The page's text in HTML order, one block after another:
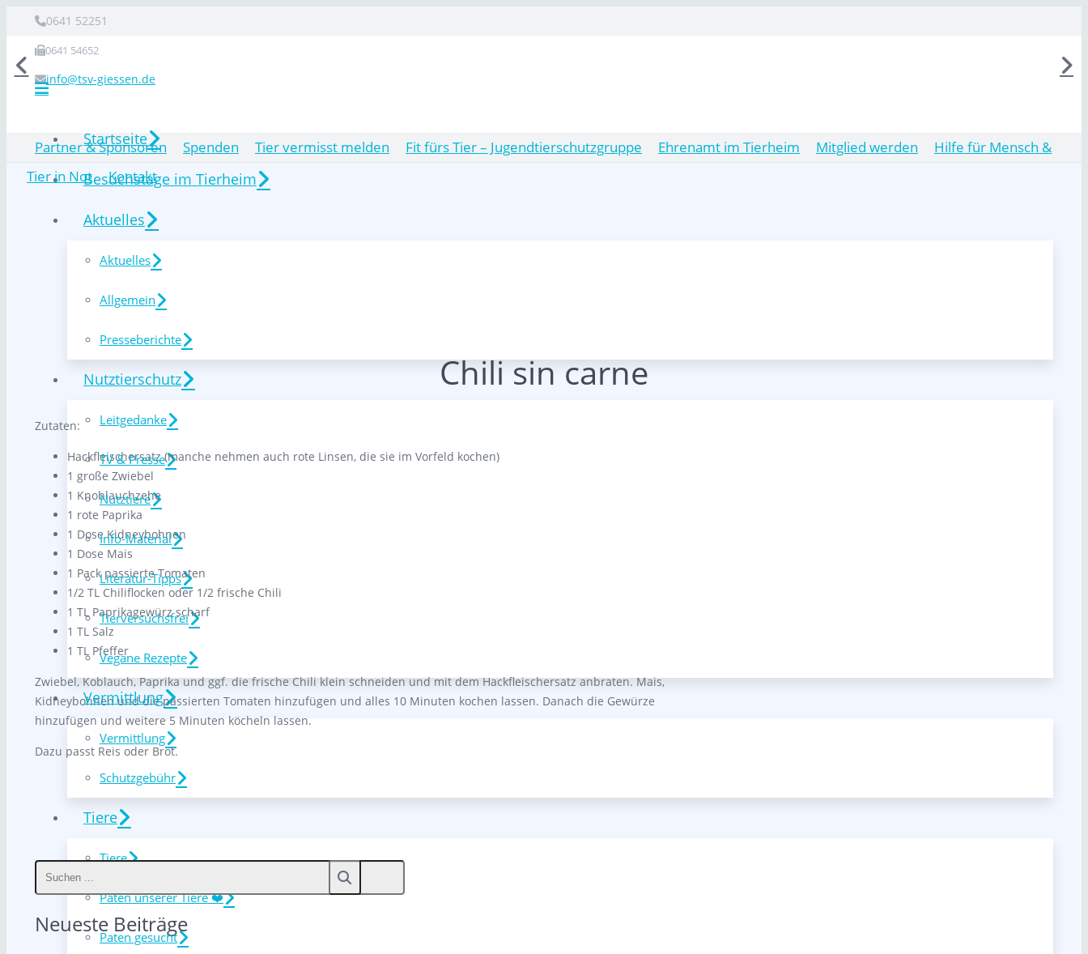
0641 52251
0641 54652
info@tsv-giessen.de
Startseite
Besuchstage im Tierheim
Aktuelles
Aktuelles
Allgemein
Presseberichte
Nutztierschutz
Leitgedanke
TV & Presse
Nutztiere
Info-Material
Literatur-Tipps
Tierversuchsfrei
Vegane Rezepte
Vermittlung
Vermittlung
Schutzgebühr
Tiere
Tiere
Paten unserer Tiere ❤️
Paten gesucht
Partner & Sponsoren Spenden Tier vermisst melden Fit fürs Tier – Jugendtierschutzgruppe Ehrenamt im Tierheim Mitglied werden
Hilfe für Mensch &
Tier in Not
Kontakt
Chili sin carne
Zutaten:
Hackfleischersatz (manche nehmen auch rote Linsen, die sie im Vorfeld kochen)
1 große Zwiebel
1 Knoblauchzehe
1 rote Paprika
1 Dose Kidneybohnen
1 Dose Mais
1 Pack passierte Tomaten
1/2 TL Chiliflocken oder 1/2 frische Chili
1 TL Paprikagewürz scharf
1 TL Salz
1 TL Pfeffer
Zwiebel, Koblauch, Paprika und ggf. die frische Chili klein schneiden und mit dem Hackfleischersatz anbraten. Mais,
Kidneybohnen und die passierten Tomaten hinzufügen und alles 10 Minuten kochen lassen. Danach die Gewürze
hinzufügen und weitere 5 Minuten köcheln lassen.
Dazu passt Reis oder Brot.
Neueste Beiträge